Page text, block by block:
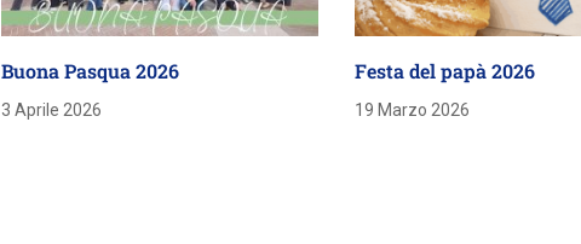
Buona Pasqua 2026
3 Aprile 2026
Festa del papà 2026
19 Marzo 2026